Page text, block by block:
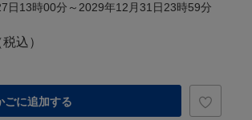
日13時00分～2029年12月31日23時59分
込）
ごに追加する